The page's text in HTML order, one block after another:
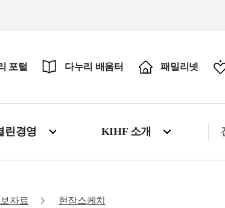
포털 다누리 배움터 패밀리넷
린경영 KIHF 소개
자료 현장스케치